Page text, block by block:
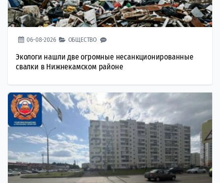
06-08-2026 ОБЩЕСТВО
Экологи нашли две огромные несанкционированные
свалки в Нижнекамском районе